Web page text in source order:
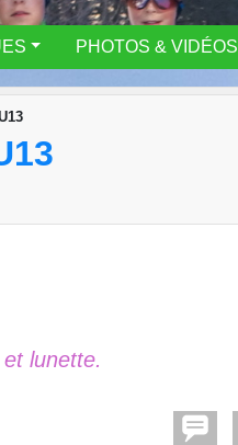
PHOTOS & VIDÉOS
lunette.